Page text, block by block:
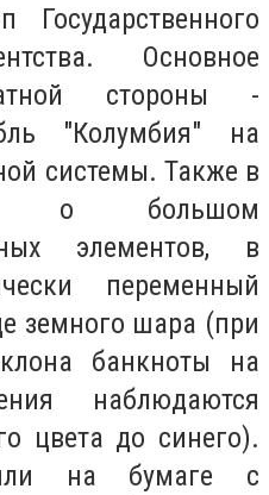
Государственного
Основное
стороны -
"Колумбия" на
системы. Также в
о большом
элементов, в
переменный
земного шара (при
банкноты на
наблюдаются
цвета до синего).
​​на бумаге с